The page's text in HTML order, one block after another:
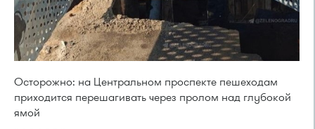
Осторожно: на Центральном проспекте пешеходам
приходится перешагивать через пролом над глубокой
ямой